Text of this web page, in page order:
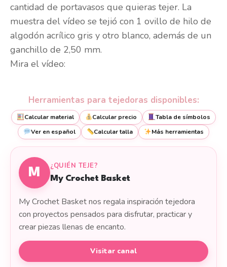
cantidad de portavasos que quieras tejer. La
muestra del vídeo se tejió con 1 ovillo de hilo de
algodón acrílico gris y otro blanco, además de un
ganchillo de 2,50 mm.
Mira el vídeo:
Herramientas para tejedoras disponibles:
Calcular material Calcular precio
Tabla de símbolos
Ver en español
Calcular talla Más herramientas
M
¿QUIÉN TEJE?
My Crochet Basket
My Crochet Basket nos regala inspiración tejedora
con proyectos pensados para disfrutar, practicar y
crear piezas llenas de encanto.
Visitar canal